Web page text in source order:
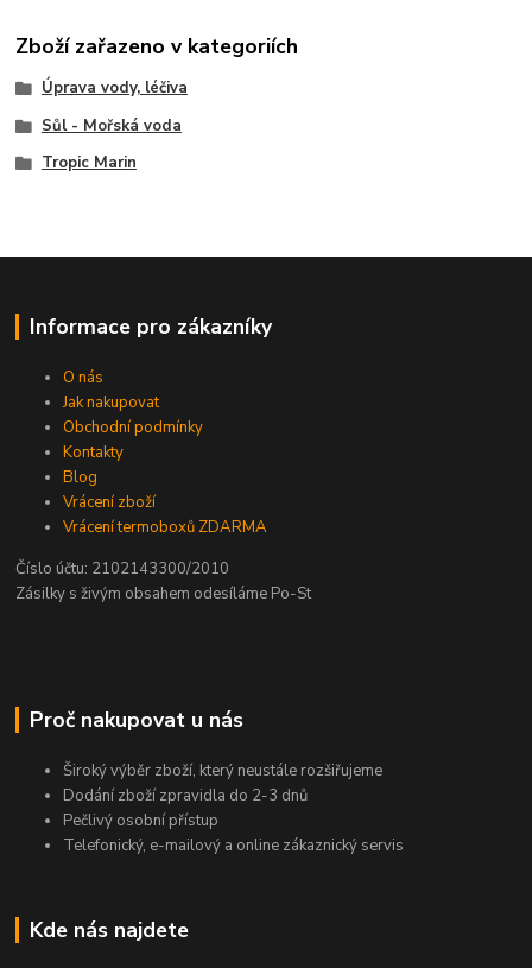
Zboží zařazeno v kategoriích
Úprava vody, léčiva
Sůl - Mořská voda
Tropic Marin
Informace pro zákazníky
O nás
Jak nakupovat
Obchodní podmínky
Kontakty
Blog
Vrácení zboží
Vrácení termoboxů ZDARMA
Číslo účtu: 2102143300/2010
Zásilky s živým obsahem odesíláme Po-St
Proč nakupovat u nás
Široký výběr zboží, který neustále rozšiřujeme
Dodání zboží zpravidla do 2-3 dnů
Pečlivý osobní přístup
Telefonický, e-mailový a online zákaznický servis
Kde nás najdete